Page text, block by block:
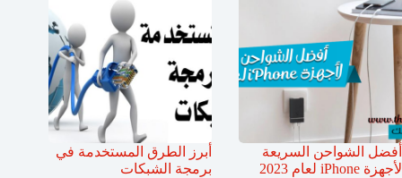
أفضل الشواحن السريعة
لأجهزة iPhone لعام 2023
أبرز الطرق المستخدمة في
برمجة الشبكات